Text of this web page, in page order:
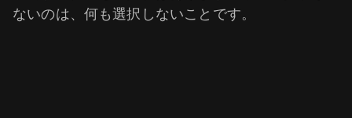
ないのは、何も選択しないことです。